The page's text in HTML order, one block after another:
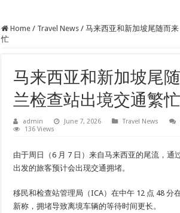
Home / Travel News / 马来西亚和新加坡尾随而
忙
马来西亚和新加坡尾
兰检查站出境交通繁忙
admin June 7, 2026 Travel News
136 Views
由于周日（6 月 7 日）来自马来西亚的尾流，通
出发的旅客预计会出现交通拥堵。
移民和检查站管理局（ICA）在中午 12 点 48 分
新称，拥堵导致离境车辆的等待时间更长。